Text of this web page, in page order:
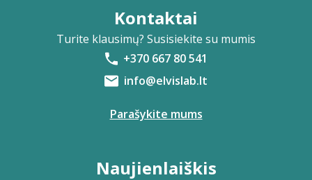
Kontaktai
Turite klausimų? Susisiekite su mumis
+370 667 80 541
info@elvislab.lt
Parašykite mums
Naujienlaiškis